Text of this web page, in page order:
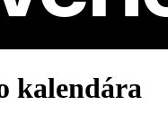
kalendára